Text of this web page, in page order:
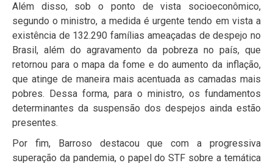
Além disso, sob o ponto de vista socioeconômico,
segundo o ministro, a medida é urgente tendo em vista a
existência de 132.290 famílias ameaçadas de despejo no
Brasil, além do agravamento da pobreza no país, que
retornou para o mapa da fome e do aumento da inflação,
que atinge de maneira mais acentuada as camadas mais
pobres. Dessa forma, para o ministro, os fundamentos
determinantes da suspensão dos despejos ainda estão
presentes.
Por fim, Barroso destacou que com a progressiva
superação da pandemia, o papel do STF sobre a temática